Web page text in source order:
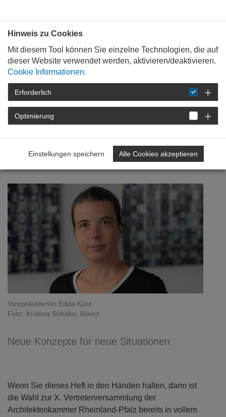
STARTSEITE DETAIL
Im Unerwarteten liegt die
Chance
Vizepräsidentin Edda Kurz
Foto: Kristina Schäfer, Mainz
Neue Konzepte für neue Situationen
Wenn Sie dieses Heft in den Händen halten, dann ist
die Wahl zur X. Vertreterversammlung der
Architektenkammer Rheinland-Pfalz bereits in vollem
Hinweis zu Cookies
Mit diesem Tool können Sie einzelne Technologien, die auf
dieser Website verwendet werden, aktivieren/deaktivieren.
Cookie Informationen.
Erforderlich
Optimierung
Einstellungen speichern Alle Cookies akzeptieren